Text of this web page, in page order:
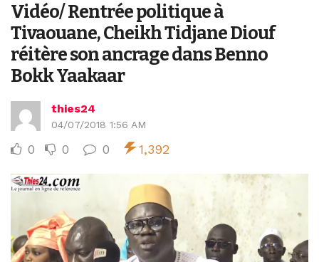
Vidéo/ Rentrée politique à
Tivaouane, Cheikh Tidjane Diouf
réitère son ancrage dans Benno
Bokk Yaakaar
thies24
04/07/2018 1:56 AM
0 0 0 1,392